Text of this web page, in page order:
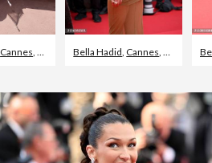
Cannes,ZonnejurkBella Hadid, Cannes,2024